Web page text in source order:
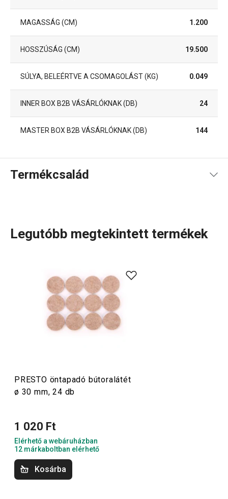
MAGASSÁG (CM) 1.200
HOSSZÚSÁG (CM) 19.500
SÚLYA, BELEÉRTVE A CSOMAGOLÁST (KG) 0.049
INNER BOX B2B VÁSÁRLÓKNAK (DB) 24
MASTER BOX B2B VÁSÁRLÓKNAK (DB) 144
Termékcsalád
olyan alapvető, praktikus
konyhai eszközök
amelyeket minőségi anyagokból készítünk és mégis
megfizethetők. A PRESTO eszközök közt
palacknyitókat,merőkanalakat,
más konyhai felszerelést találsz. A PRESTO konyhai
Konyhai eszközök
Főzés
Italok
Legutóbb megtekintett termékek
PRESTO öntapadó bútoralátét
ø 30 mm, 24 db
1 020 Ft
Elérhető a webáruházban
12 márkaboltban elérhető
Kosárba